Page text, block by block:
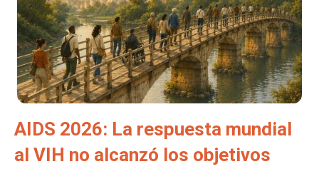
AIDS 2026: La respuesta mundial
al VIH no alcanzó los objetivos